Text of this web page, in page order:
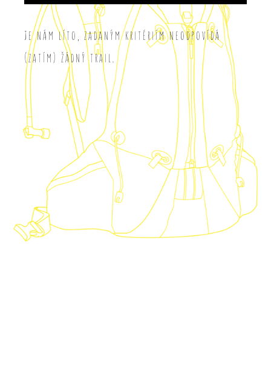
Je nám líto, zadaným kritériím neodpovídá
(zatím) žádný trail.